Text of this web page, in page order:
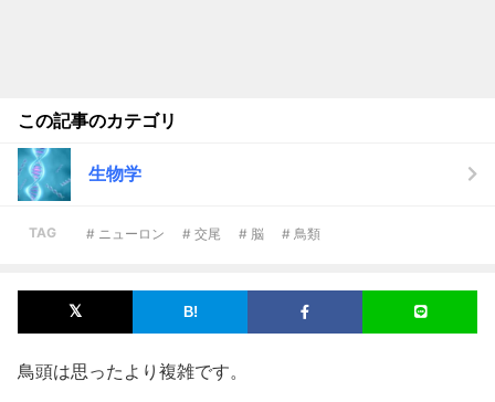
この記事のカテゴリ
生物学
TAG # ニューロン # 交尾 # 脳 # 鳥類
鳥頭は思ったより複雑です。